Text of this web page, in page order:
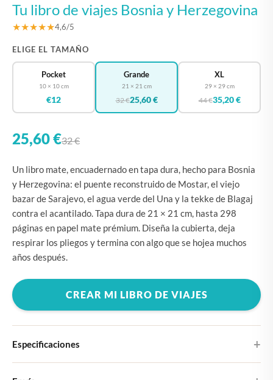
Tu libro de viajes Bosnia y Herzegovina
★★★★★4,6/5
ELIGE EL TAMAÑO
Pocket
10 × 10 cm
€12
Grande
21 × 21 cm
32 €25,60 €
XL
29 × 29 cm
44 €35,20 €
25,60 €32 €
Un libro mate, encuadernado en tapa dura, hecho para Bosnia
y Herzegovina: el puente reconstruido de Mostar, el viejo
bazar de Sarajevo, el agua verde del Una y la tekke de Blagaj
contra el acantilado. Tapa dura de 21 × 21 cm, hasta 298
páginas en papel mate prémium. Diseña la cubierta, deja
respirar los pliegos y termina con algo que se hojea muchos
años después.
CREAR MI LIBRO DE VIAJES
Especificaciones